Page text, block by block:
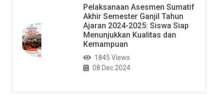
Pelaksanaan Asesmen Sumatif
Akhir Semester Ganjil Tahun
Ajaran 2024-2025: Siswa Siap
Menunjukkan Kualitas dan
Kemampuan
1845 Views
08 Dec 2024